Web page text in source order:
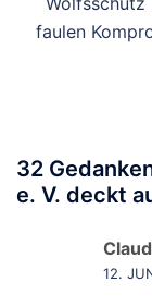
faulen
32
e. V. deckt
12.